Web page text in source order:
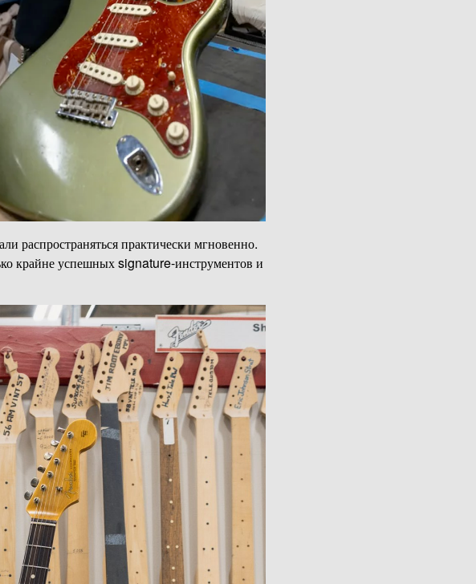
распространяться практически мгновенно.
крайне успешных signature-инструментов и